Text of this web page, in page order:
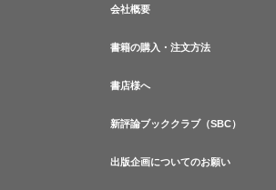
会社概要
書籍の購入・注文方法
書店様へ
新評論ブッククラブ（SBC）
出版企画についてのお願い